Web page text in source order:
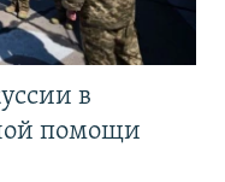
в
помощи